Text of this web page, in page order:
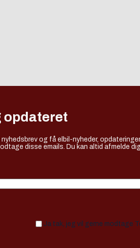
opdateret
nyhedsbrev og få elbil-nyheder,
disse emails. Du kan altid afmelde
Ja tak, jeg vil gerne modtage